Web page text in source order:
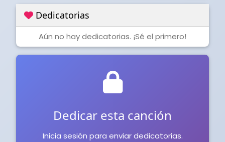
Dedicatorias
Aún no hay dedicatorias. ¡Sé el primero!
Dedicar esta canción
Inicia sesión para enviar dedicatorias.